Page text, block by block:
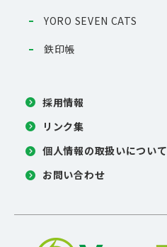
YORO SEVEN CATS
鉄印帳
採用情報
リンク集
個人情報の取扱いについて
お問い合わせ